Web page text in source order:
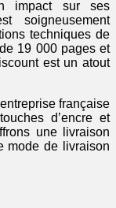
impact sur ses
soigneusement
techniques de
19 000 pages et
est un atout
française
d’encre et
une livraison
mode de livraison